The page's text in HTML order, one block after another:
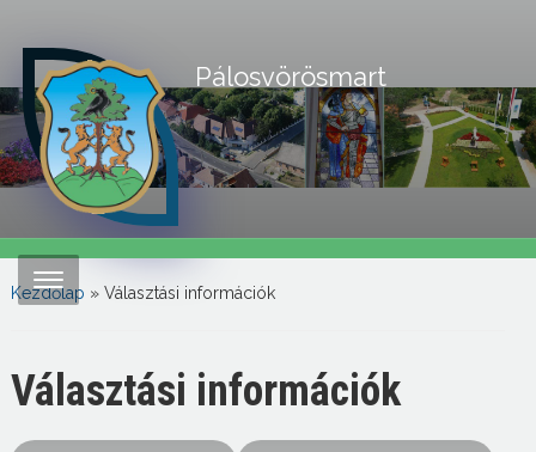
Pálosvörösmart
Kezdőlap » Választási információk
Választási információk